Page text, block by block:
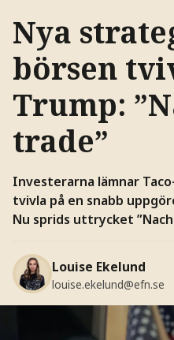
Nya
börsen
Trump:
trade”
Investerarna lämnar
tvivla på en snabb
Nu sprids uttrycket
Louise Ekelund
louise.ekelund@efn.se